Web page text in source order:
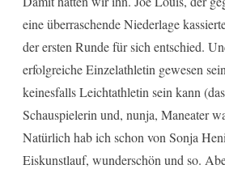
eine überraschende Niederlage
der ersten Runde für sich entschied.
erfolgreiche Einzelathletin gewesen
keinesfalls Leichtathletin sein kann
Schauspielerin und, nunja, Maneater
Natürlich hab ich schon von Sonja
Eiskunstlauf, wunderschön und so.